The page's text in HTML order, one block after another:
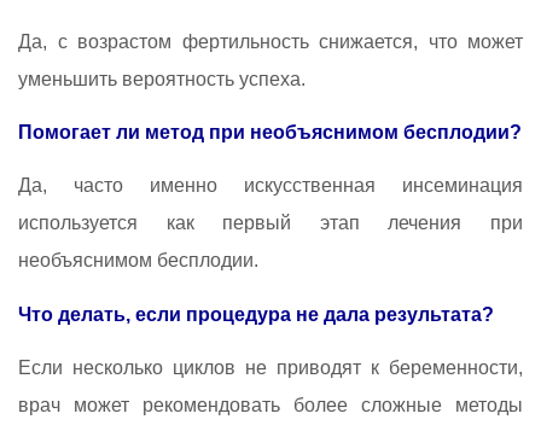
Да, с возрастом фертильность снижается, что может
уменьшить вероятность успеха.
Помогает ли метод при необъяснимом бесплодии?
Да, часто именно искусственная инсеминация
используется как первый этап лечения при
необъяснимом бесплодии.
Что делать, если процедура не дала результата?
Если несколько циклов не приводят к беременности,
врач может рекомендовать более сложные методы